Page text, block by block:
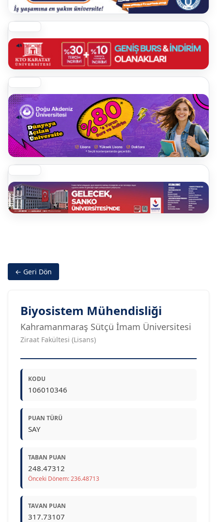
← Geri Dön
Biyosistem Mühendisliği
Kahramanmaraş Sütçü İmam Üniversitesi
Ziraat Fakültesi (Lisans)
KODU
106010346
PUAN TÜRÜ
SAY
TABAN PUAN
248.47312
Önceki Dönem: 236.48713
TAVAN PUAN
317.73107